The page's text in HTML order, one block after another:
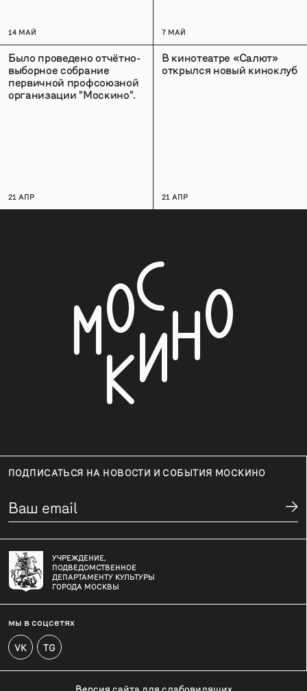
14 МАЙ 7 МАЙ
Было проведено отчётно-
выборное собрание
первичной профсоюзной
организации "Москино".
21 АПР
В кинотеатре «Салют»
открылся новый киноклуб
21 АПР
ПОДПИСАТЬСЯ НА НОВОСТИ И СОБЫТИЯ МОСКИНО
УЧРЕЖДЕНИЕ,
ПОДВЕДОМСТВЕННОЕ
ДЕПАРТАМЕНТУ КУЛЬТУРЫ
ГОРОДА МОСКВЫ
мы в соцсетях
VK TG
Версия сайта для слабовидящих